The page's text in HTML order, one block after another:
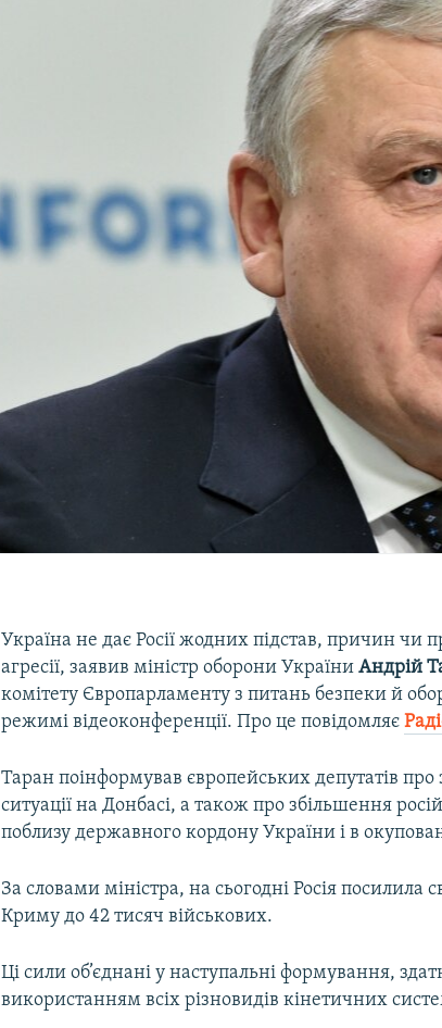
Україна не дає Росії жодних підстав, причин чи
агресії, заявив міністр оборони УкраїниАндрій
комітету Європарламенту з питань безпеки й
режимі відеоконференції. Про це повідомляє
Таран поінформував європейських депутатів про
ситуації на Донбасі, а також про збільшення
поблизу державного кордону України і в
За словами міністра, на сьогодні Росія посилила
Криму до 42 тисяч військових.
Ці сили об’єднані у наступальні формування,
використанням всіх різновидів кінетичних